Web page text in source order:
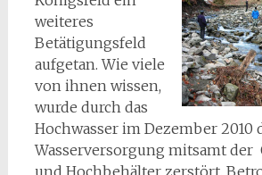
weiteres
Betätigungsfeld
aufgetan. Wie viele
von ihnen wissen,
wurde durch das
Hochwasser im Dezember 2010
Wasserversorgung mitsamt der
und Hochbehälter zerstört.